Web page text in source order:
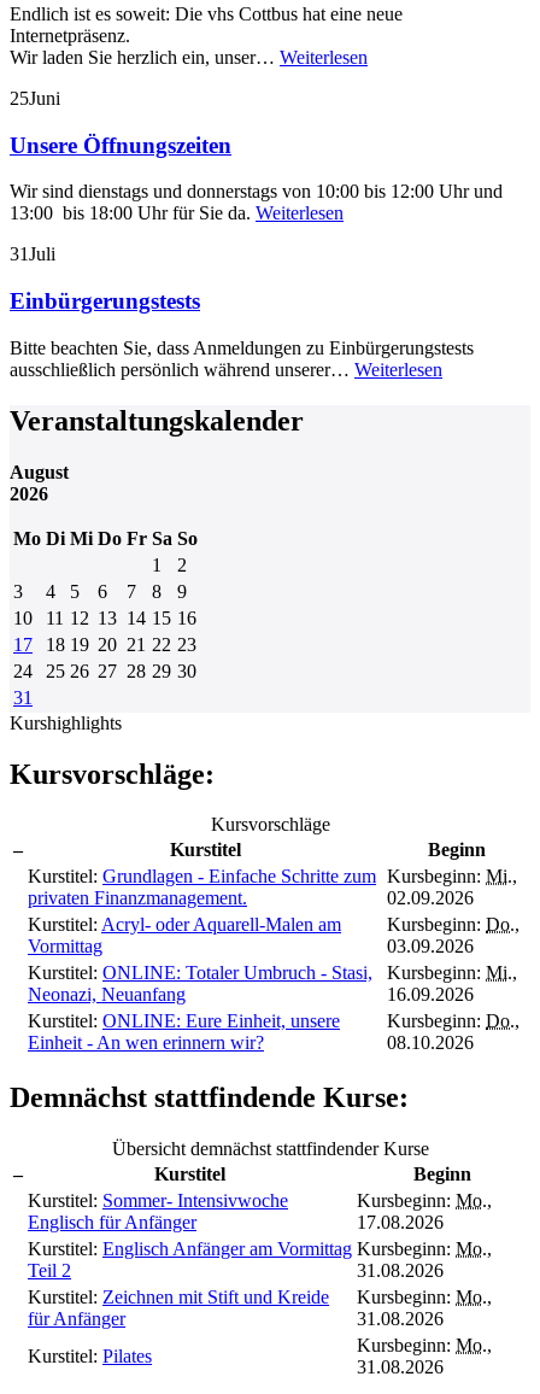
Endlich ist es soweit: Die vhs Cottbus hat eine neue
Internetpräsenz.
Wir laden Sie herzlich ein, unser… Weiterlesen
25Juni
Unsere Öffnungszeiten
Wir sind dienstags und donnerstags von 10:00 bis 12:00 Uhr und
13:00 bis 18:00 Uhr für Sie da. Weiterlesen
31Juli
Einbürgerungstests
Bitte beachten Sie, dass Anmeldungen zu Einbürgerungstests
ausschließlich persönlich während unserer… Weiterlesen
Veranstaltungskalender
August
2026
Mo Di Mi Do Fr Sa So
1
2
3
4 5 6 7 8
9
10
11 12 13 14 15 16
17
18 19 20 21 22 23
24
25 26 27 28 29 30
31
Kurshighlights
Kursvorschläge:
Kursvorschläge
–
Kurstitel
Beginn
Kurstitel: Grundlagen - Einfache Schritte zum
privaten Finanzmanagement.
Kursbeginn: Mi.,
02.09.2026
Kurstitel: Acryl- oder Aquarell-Malen am
Vormittag
Kursbeginn: Do.,
03.09.2026
Kurstitel: ONLINE: Totaler Umbruch - Stasi,
Neonazi, Neuanfang
Kursbeginn: Mi.,
16.09.2026
Kurstitel: ONLINE: Eure Einheit, unsere
Einheit - An wen erinnern wir?
Kursbeginn: Do.,
08.10.2026
Demnächst stattfindende Kurse:
Übersicht demnächst stattfindender Kurse
–
Kurstitel
Beginn
Kurstitel: Sommer- Intensivwoche
Englisch für Anfänger
Kursbeginn: Mo.,
17.08.2026
Kurstitel: Englisch Anfänger am Vormittag
Teil 2
Kursbeginn: Mo.,
31.08.2026
Kurstitel: Zeichnen mit Stift und Kreide
für Anfänger
Kursbeginn: Mo.,
31.08.2026
Kurstitel: Pilates
Kursbeginn: Mo.,
31.08.2026